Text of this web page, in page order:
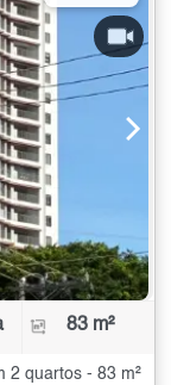
83 m²
2 quartos - 83 m²